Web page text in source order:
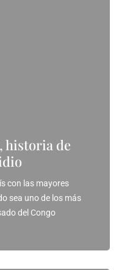
historia de
con las mayores
sea uno de los más
del Congo